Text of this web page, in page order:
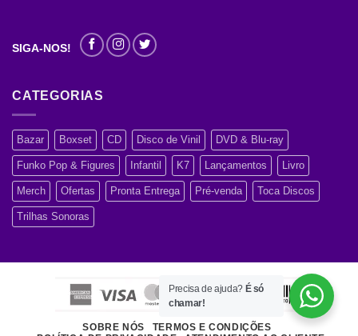
SIGA-NOS!
CATEGORIAS
Bazar Boxset CD Disco de Vinil DVD & Blu-ray
Funko Pop & Figures Infantil K7 Lançamentos Livro
Merch Ofertas Pronta Entrega Pré-venda Toca Discos
Trilhas Sonoras
SOBRE NÓS
TERMOS E CONDIÇÕES
Precisa de ajuda? É só
chamar!